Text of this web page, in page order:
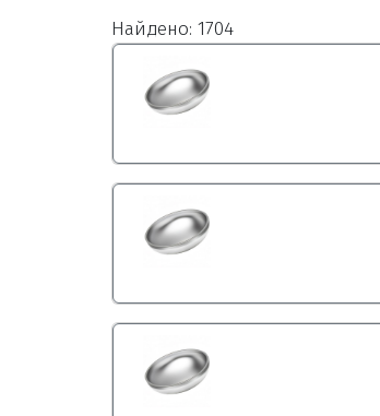
Найдено: 1704